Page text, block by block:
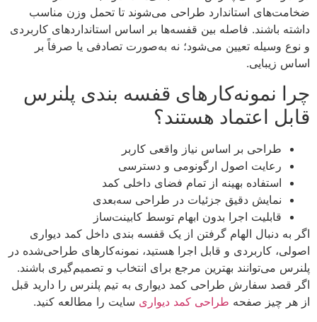
ضخامت‌های استاندارد طراحی می‌شوند تا تحمل وزن مناسب
داشته باشند. فاصله بین قفسه‌ها بر اساس استانداردهای کاربردی
و نوع وسیله تعیین می‌شود؛ نه به‌صورت تصادفی یا صرفاً بر
اساس زیبایی.
چرا نمونه‌کارهای قفسه بندی پلنرس
قابل اعتماد هستند؟
طراحی بر اساس نیاز واقعی کاربر
رعایت اصول ارگونومی و دسترسی
استفاده بهینه از تمام فضای داخلی کمد
نمایش دقیق جزئیات در طراحی سه‌بعدی
قابلیت اجرا بدون ابهام توسط کابینت‌ساز
اگر به دنبال الهام گرفتن از یک قفسه بندی داخل کمد دیواری
اصولی، کاربردی و قابل اجرا هستید، نمونه‌کارهای طراحی‌شده در
پلنرس می‌توانند بهترین مرجع برای انتخاب و تصمیم‌گیری باشند.
اگر قصد سفارش طراحی کمد دیواری به تیم پلنرس را دارید قبل
از هر چیز صفحه طراحی کمد دیواری سایت را مطالعه کنید.